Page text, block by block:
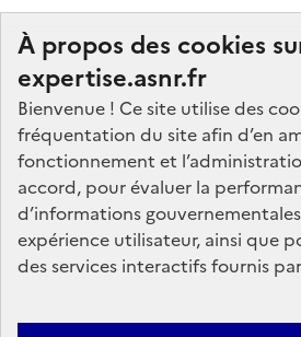
À propos des cookies
expertise.asnr.fr
Bienvenue ! Ce site utilise des
fréquentation du site afin d’en
fonctionnement et
accord, pour évaluer la
d’informations
expérience utilisateur, ainsi que
des services interactifs fournis
Nos marchés
Nos offres d'emploi
FAQ
Glossaire